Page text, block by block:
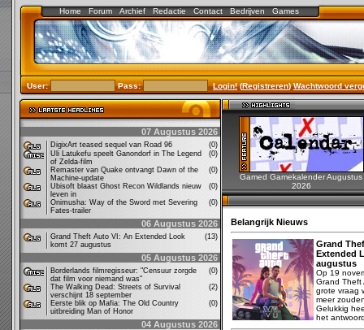
Home Forum Archief Redactie Contact Bedrijven Games
User: Pass: Login!(Registreren)Wachtwoord
07 Augustus 2026
DigixArt teased sequel van Road 96
(0)
Uli Latukefu speelt Ganondorf in The Legend
of Zelda-film
(0)
Remaster van Quake ontvangt Dawn of the
Machine-update
(0)
Ubisoft blaast Ghost Recon Wildlands nieuw
leven in
(0)
Onimusha: Way of the Sword met Severing
Fates-trailer
(0)
06 Augustus 2026
Grand Theft Auto VI: An Extended Look
komt 27 augustus
(13)
05 Augustus 2026
Borderlands filmregisseur: "Censuur zorgde
dat film voor niemand was"
(0)
The Walking Dead: Streets of Survival
verschijnt 18 september
(2)
Eerste blik op Mafia: The Old Country
uitbreiding Man of Honor
(0)
04 Augustus 2026
Gamed Gamekalender Augustus
2026
Belangrijk Nieuws
Grand
Extended
augustus
Op 19
Grand Theft
grote vraag
meer
Gelukkig
het